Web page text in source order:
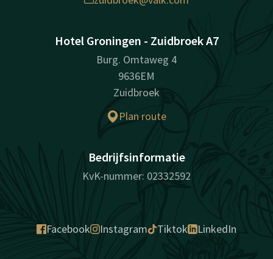
Hotel Groningen - Zuidbroek A7
Burg. Omtaweg 4
9636EM
Zuidbroek
Plan route
Bedrijfsinformatie
KvK-nummer: 02332592
Facebook Instagram Tiktok LinkedIn